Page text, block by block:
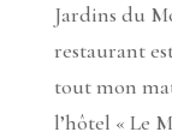
Jardins du
restaurant
tout mon
l’hôtel « Le